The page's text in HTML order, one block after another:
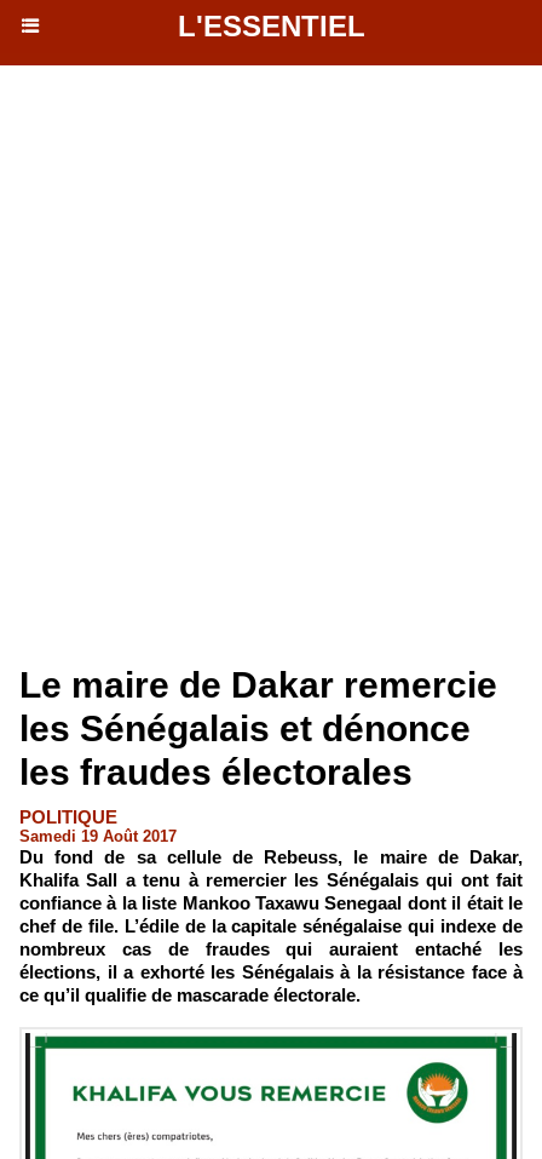
L'ESSENTIEL
Le maire de Dakar remercie
les Sénégalais et dénonce
les fraudes électorales
POLITIQUE
Samedi 19 Août 2017
Du fond de sa cellule de Rebeuss, le maire de Dakar,
Khalifa Sall a tenu à remercier les Sénégalais qui ont fait
confiance à la liste Mankoo Taxawu Senegaal dont il était le
chef de file. L’édile de la capitale sénégalaise qui indexe de
nombreux cas de fraudes qui auraient entaché les
élections, il a exhorté les Sénégalais à la résistance face à
ce qu’il qualifie de mascarade électorale.